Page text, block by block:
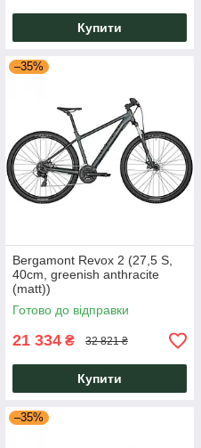
Купити
–35%
Bergamont Revox 2 (27,5 S,
40cm, greenish anthracite
(matt))
Готово до відправки
21 334 ₴ 32 821 ₴
Купити
–35%